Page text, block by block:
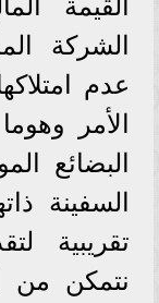
الشركة
عدم
الأمر
البضائع
السفينة
تقريبية
نتمكن من